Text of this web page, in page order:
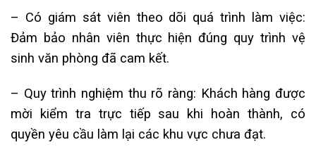
– Có giám sát viên theo dõi quá trình làm việc:
Đảm bảo nhân viên thực hiện đúng quy trình vệ
sinh văn phòng đã cam kết.
– Quy trình nghiệm thu rõ ràng: Khách hàng được
mời kiểm tra trực tiếp sau khi hoàn thành, có
quyền yêu cầu làm lại các khu vực chưa đạt.